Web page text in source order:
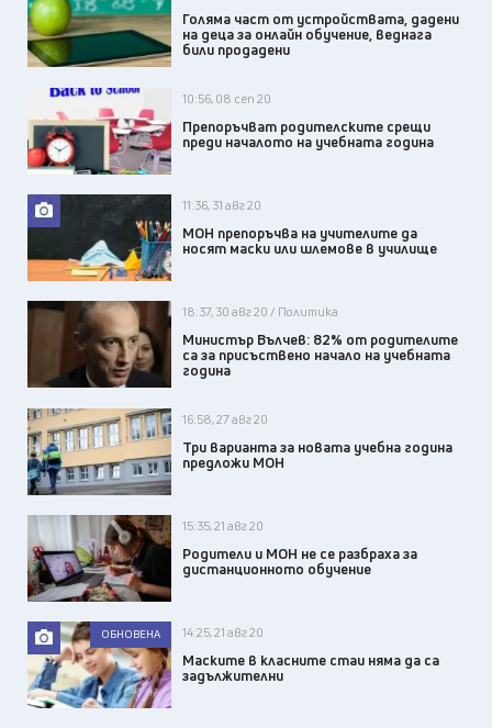
Голяма част от устройствата, дадени
на деца за онлайн обучение, веднага
били продадени
10:56, 08 сеп 20
Препоръчват родителските срещи
преди началото на учебната година
11:36, 31 авг 20
МОН препоръчва на учителите да
носят маски или шлемове в училище
18:37, 30 авг 20 / Политика
Министър Вълчев: 82% от родителите
са за присъствено начало на учебната
година
16:58, 27 авг 20
Три варианта за новата учебна година
предложи МОН
15:35, 21 авг 20
Родители и МОН не се разбраха за
дистанционното обучение
ОБНОВЕНА 14:25, 21 авг 20
Маските в класните стаи няма да са
задължителни